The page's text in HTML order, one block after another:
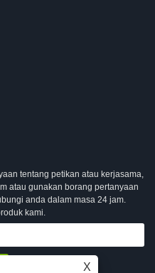
tentang petikan atau kerjasama,
atau gunakan borang pertanyaan
anda dalam masa 24 jam.
kami.
X